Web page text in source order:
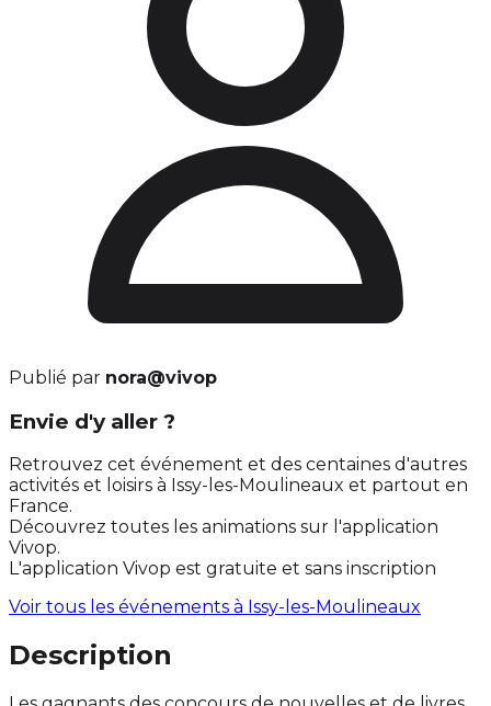
Publié par nora@vivop
Envie d'y aller ?
Retrouvez cet événement et des centaines d'autres
activités et loisirs à Issy-les-Moulineaux et partout en
France.
Découvrez toutes les animations sur l'application
Vivop.
L'application Vivop est gratuite et sans inscription
Voir tous les événements à Issy-les-Moulineaux
Description